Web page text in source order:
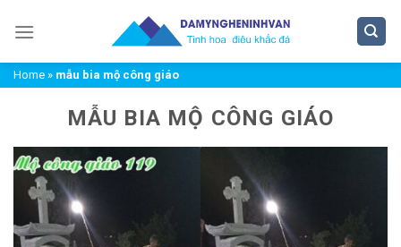
đến
dungHome » mẫu bia mộ công giáo
MẪU BIA MỘ CÔNG GIÁO